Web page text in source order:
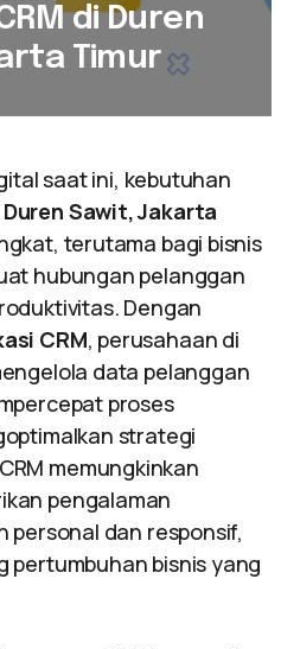
di Duren
Timur
saat ini, kebutuhan
Sawit, Jakarta
terutama bagi bisnis
hubungan pelanggan
Dengan
CRM, perusahaan di
data pelanggan
proses
strategi
memungkinkan
pengalaman
personal dan responsif,
pertumbuhan bisnis yang